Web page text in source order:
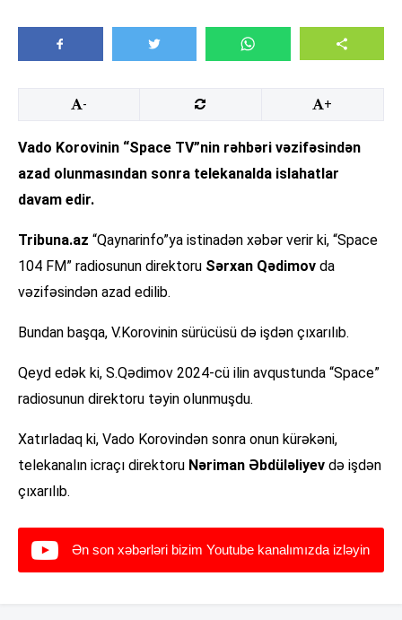
- +
Vado Korovinin “Space TV”nin rəhbəri vəzifəsindən
azad olunmasından sonra telekanalda islahatlar
davam edir.
Tribuna.az “Qaynarinfo”ya istinadən xəbər verir ki, “Space
104 FM” radiosunun direktoru Sərxan Qədimov da
vəzifəsindən azad edilib.
Bundan başqa, V.Korovinin sürücüsü də işdən çıxarılıb.
Qeyd edək ki, S.Qədimov 2024-cü ilin avqustunda “Space”
radiosunun direktoru təyin olunmuşdu.
Xatırladaq ki, Vado Korovindən sonra onun kürəkəni,
telekanalın icraçı direktoru Nəriman Əbdüləliyev də işdən
çıxarılıb.
Ən son xəbərləri bizim Youtube kanalımızda izləyin